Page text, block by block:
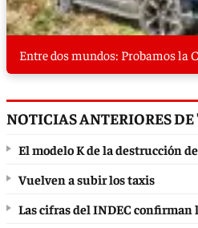
Entre dos mundos: Probamos la
NOTICIAS ANTERIORES
El modelo K de la destrucción
Vuelven a subir los taxis
Las cifras del INDEC confirman